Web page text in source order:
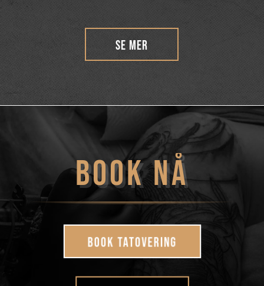
Se Mer
BOOK NÅ
Book tatovering